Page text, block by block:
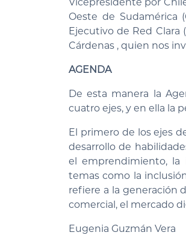
Oeste de Sudamérica
Ejecutivo de Red Clara
Cárdenas , quien nos
AGENDA
De esta manera la
cuatro ejes, y en ella la
El primero de los ejes
desarrollo de
el emprendimiento, la
temas como la
refiere a la generación
comercial, el mercado
Eugenia Guzmán Vera